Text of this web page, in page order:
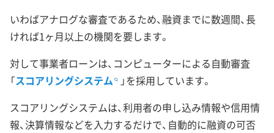
いわばアナログな審査であるため、融資までに数週間、長
ければ1ヶ月以上の機関を要します。
対して事業者ローンは、コンピューターによる自動審査
「スコアリングシステム
」を採用しています。
スコアリングシステムは、利用者の申し込み情報や信用情
報、決算情報などを入力するだけで、自動的に融資の可否